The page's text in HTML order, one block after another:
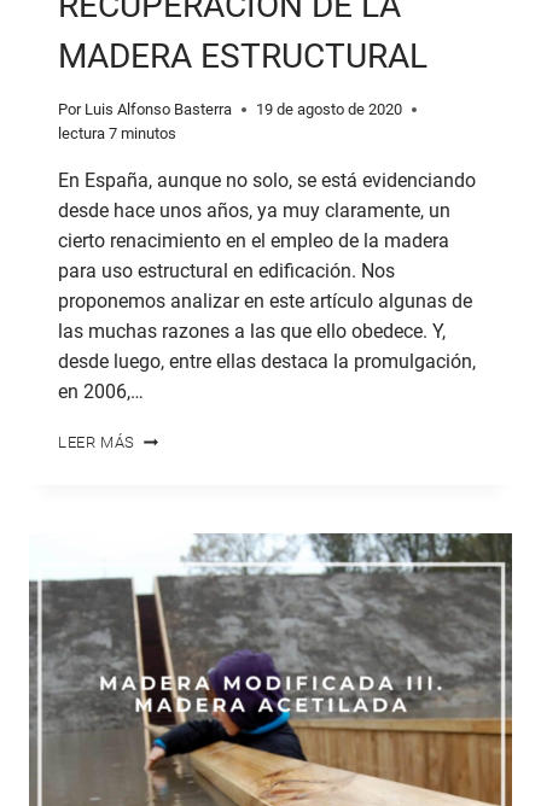
MADERA ESTRUCTURAL
Por Luis Alfonso Basterra
19 de agosto de 2020
lectura 7 minutos
En España, aunque no solo, se está evidenciando
desde hace unos años, ya muy claramente, un
cierto renacimiento en el empleo de la madera
para uso estructural en edificación. Nos
proponemos analizar en este artículo algunas de
las muchas razones a las que ello obedece. Y,
desde luego, entre ellas destaca la promulgación,
en 2006,…
LEER MÁS DECADENCIA
MADERA
ESTRUCTURAL